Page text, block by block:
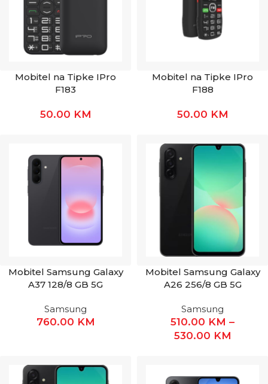
Mobitel na Tipke IPro
F183
50.00 KM
Mobitel na Tipke IPro
F188
50.00 KM
Mobitel Samsung Galaxy
A37 128/8 GB 5G
Samsung
760.00 KM
Mobitel Samsung Galaxy
A26 256/8 GB 5G
Samsung
510.00 KM –
530.00 KM